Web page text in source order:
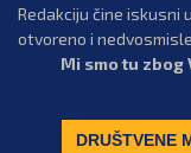
Redakciju čine iskusni
otvoreno i
Mi smo tu zbog
DRUŠTVENE